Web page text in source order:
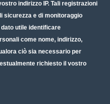
indirizzo IP. Tali registrazioni
sicurezza e di monitoraggio
utile identificare
come nome, indirizzo,
ciò sia necessario per
richiesto il vostro